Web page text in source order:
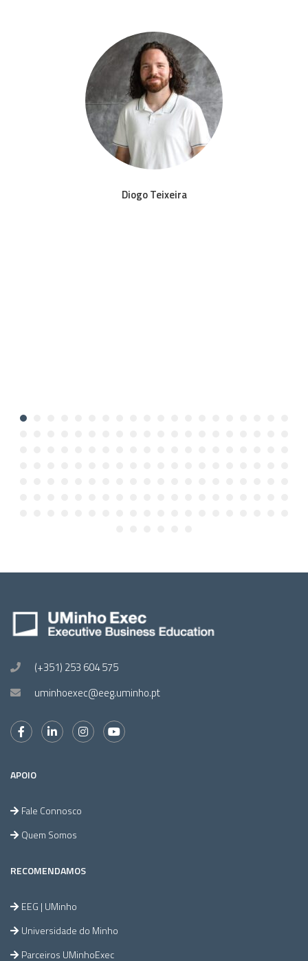
Diogo Teixeira
(+351) 253 604 575
uminhoexec@eeg.uminho.pt
APOIO
Fale Connosco
Quem Somos
RECOMENDAMOS
EEG | UMinho
Universidade do Minho
Parceiros UMinhoExec